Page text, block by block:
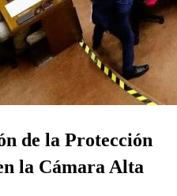
de la Protección
la Cámara Alta